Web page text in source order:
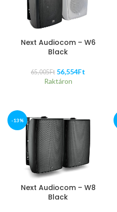
Next Audiocom – W6
Black
65,005Ft 56,554Ft
Raktáron
-13%
Next Audiocom – W8
Black